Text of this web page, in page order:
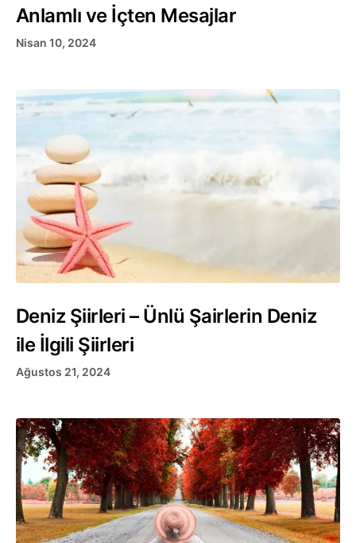
Anlamlı ve İçten Mesajlar
Nisan 10, 2024
Deniz Şiirleri – Ünlü Şairlerin Deniz
ile İlgili Şiirleri
Ağustos 21, 2024